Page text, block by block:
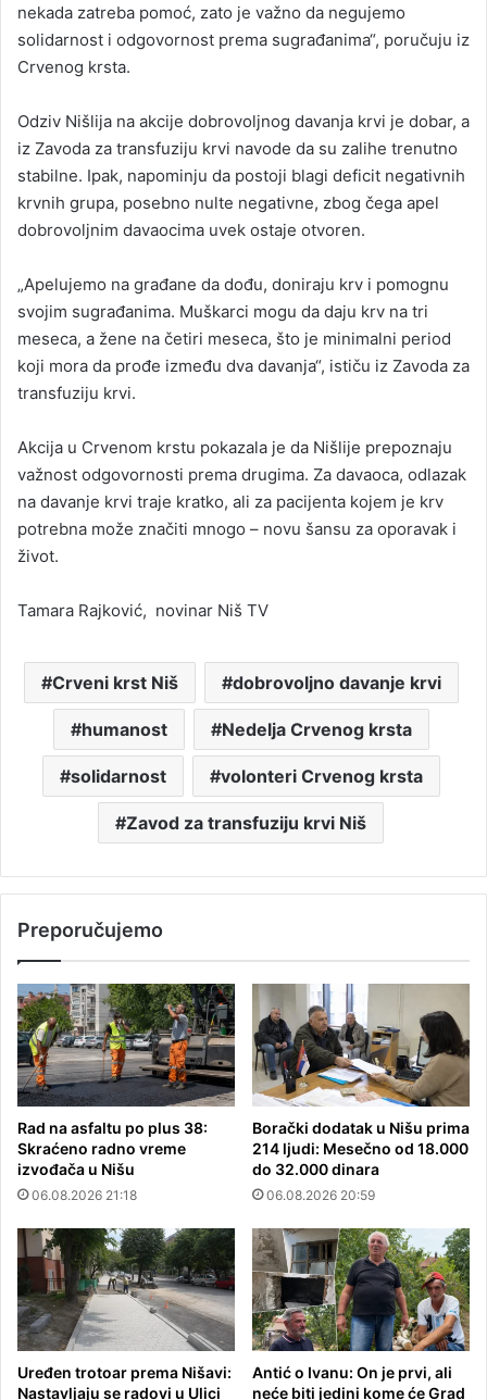
nekada zatreba pomoć, zato je važno da negujemo
solidarnost i odgovornost prema sugrađanima“, poručuju iz
Crvenog krsta.
Odziv Nišlija na akcije dobrovoljnog davanja krvi je dobar, a
iz Zavoda za transfuziju krvi navode da su zalihe trenutno
stabilne. Ipak, napominju da postoji blagi deficit negativnih
krvnih grupa, posebno nulte negativne, zbog čega apel
dobrovoljnim davaocima uvek ostaje otvoren.
„Apelujemo na građane da dođu, doniraju krv i pomognu
svojim sugrađanima. Muškarci mogu da daju krv na tri
meseca, a žene na četiri meseca, što je minimalni period
koji mora da prođe između dva davanja“, ističu iz Zavoda za
transfuziju krvi.
Akcija u Crvenom krstu pokazala je da Nišlije prepoznaju
važnost odgovornosti prema drugima. Za davaoca, odlazak
na davanje krvi traje kratko, ali za pacijenta kojem je krv
potrebna može značiti mnogo – novu šansu za oporavak i
život.
Tamara Rajković, novinar Niš TV
Crveni krst Niš dobrovoljno davanje krvi
humanost Nedelja Crvenog krsta
solidarnost volonteri Crvenog krsta
Zavod za transfuziju krvi Niš
Preporučujemo
Rad na asfaltu po plus 38:
Skraćeno radno vreme
izvođača u Nišu
06.08.2026 21:18
Borački dodatak u Nišu prima
214 ljudi: Mesečno od 18.000
do 32.000 dinara
06.08.2026 20:59
Uređen trotoar prema Nišavi:
Nastavljaju se radovi u Ulici
Antić o Ivanu: On je prvi, ali
neće biti jedini kome će Grad